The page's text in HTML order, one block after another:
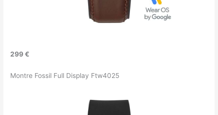
299 €
Montre Fossil Full Display Ftw4025